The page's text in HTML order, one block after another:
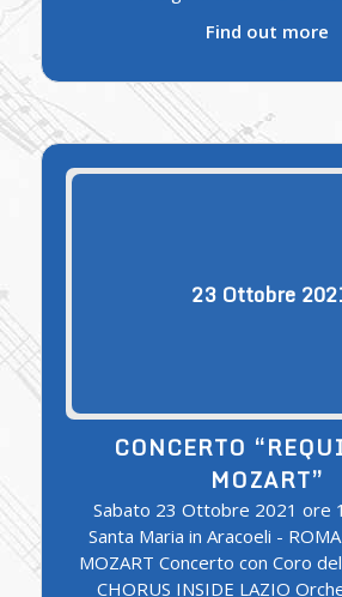
Find out more
23 Ottobre
CONCERTO
MOZART”
Sabato 23 Ottobre 2021 ore
Santa Maria in Aracoeli -
MOZART Concerto con Coro
CHORUS INSIDE LAZIO